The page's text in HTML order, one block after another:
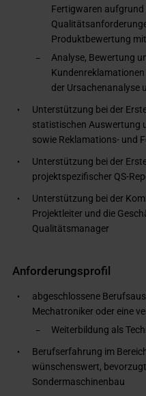
Fertigwaren
Produktbewertung
Analyse, Bewertung
der Ursachenanalyse
Unterstützung bei der
statistischen Auswertung
sowie Reklamations- und
Unterstützung bei der
projektspezifischer QS-
Unterstützung bei der
Projektleiter und die
Qualitätsmanager
Anforderungsprofil
abgeschlossene
Mechatroniker oder eine
Weiterbildung als
Berufserfahrung im
wünschenswert,
Sondermaschinenbau